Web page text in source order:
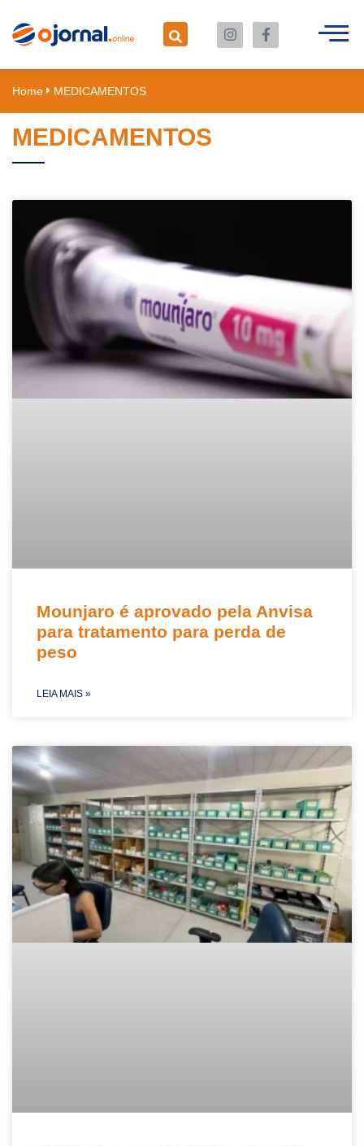
Home MEDICAMENTOS
MEDICAMENTOS
Mounjaro é aprovado pela Anvisa
para tratamento para perda de
peso
LEIA MAIS »